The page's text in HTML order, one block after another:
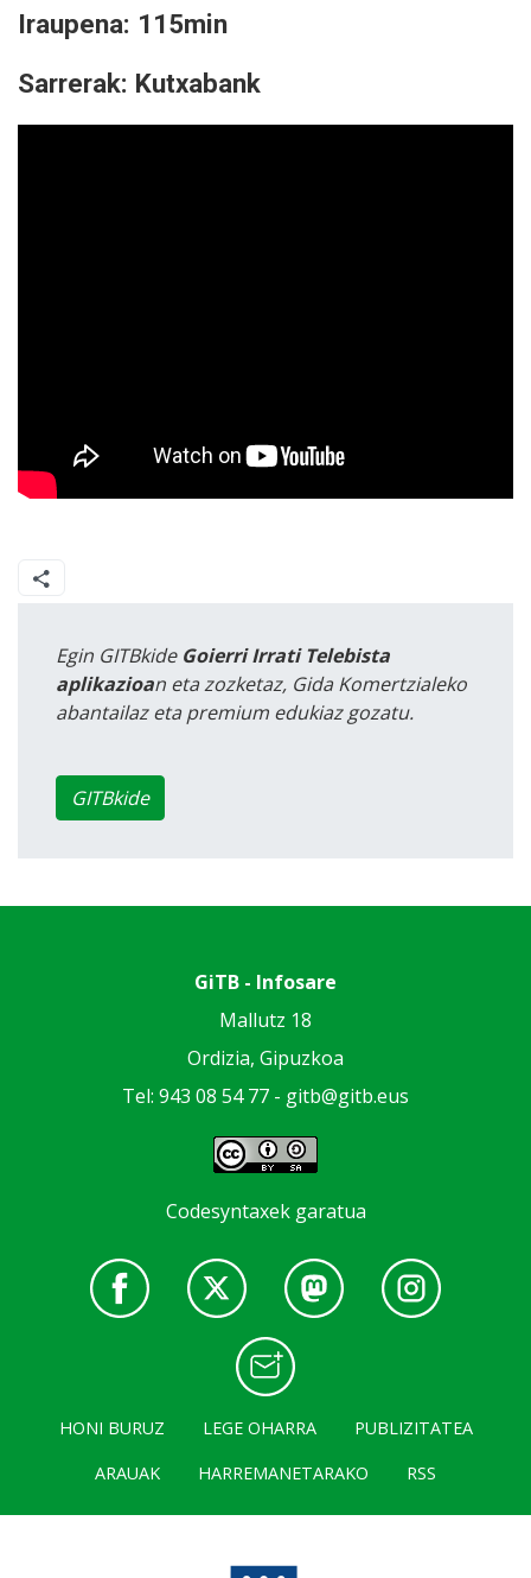
Iraupena: 115min
Sarrerak: Kutxabank
Egin GITBkide Goierri Irrati Telebista
aplikazioan eta zozketaz, Gida Komertzialeko
abantailaz eta premium edukiaz gozatu.
GITBkide
GiTB - Infosare
Mallutz 18
Ordizia, Gipuzkoa
Tel: 943 08 54 77 - gitb@gitb.eus
Codesyntaxek garatua
HONI BURUZ LEGE OHARRA
PUBLIZITATEA
ARAUAK
HARREMANETARAKO RSS